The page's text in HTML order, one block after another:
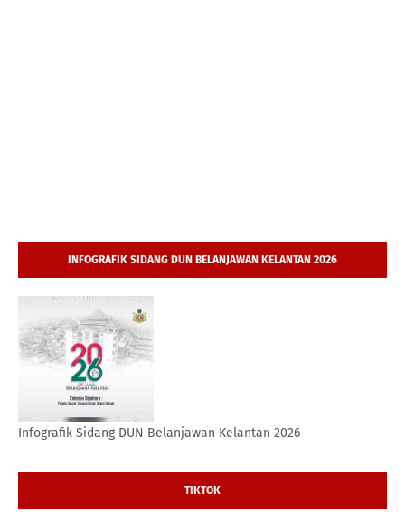
INFOGRAFIK SIDANG DUN BELANJAWAN KELANTAN 2026
Infografik Sidang DUN Belanjawan Kelantan 2026
TIKTOK